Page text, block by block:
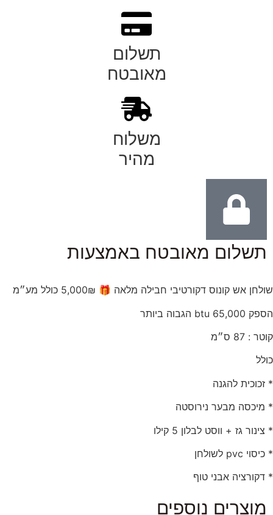
תשלום
מאובטח
משלוח
מהיר
תשלום מאובטח באמצעות
שולחן אש קונוס דקורטיבי חבילה מלאה 🎁 5,000₪ כולל מע״מ
הספק 65,000 btu הגבוה ביותר
קוטר : 87 ס״מ
כולל
* זכוכית להגנה
* ⁠מיכסה מבער נירוסטה
* ⁠צינור גז + ווסט לבלון 5 קילו
* ⁠כיסוי pvc לשולחן
* ⁠דקורציה אבני טוף
מוצרים נוספים